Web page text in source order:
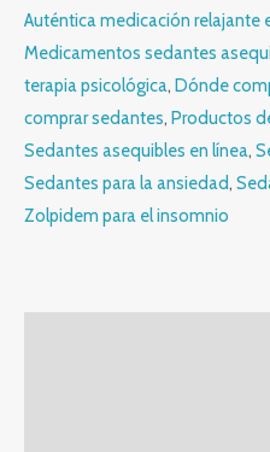
Auténtica medicación relajante
Medicamentos sedantes
terapia psicológica, Dónde
comprar sedantes, Productos
Sedantes asequibles en línea,
Sedantes para la ansiedad,
Zolpidem para el insomnio